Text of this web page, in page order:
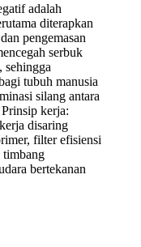
adalah
diterapkan
pengemasan
serbuk
sehingga
tubuh manusia
silang antara
kerja:
disaring
filter efisiensi
timbang
bertekanan